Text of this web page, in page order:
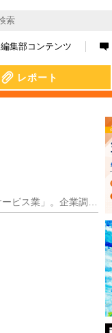
編集部コンテンツ
レポート